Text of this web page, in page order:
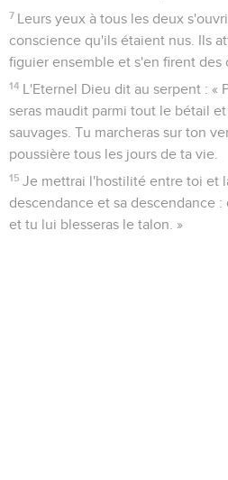
7 Leurs yeux à tous les deux
conscience qu'ils étaient nus. Ils
figuier ensemble et s'en firent des
14 L'Eternel Dieu dit au serpent : «
seras maudit parmi tout le bétail
sauvages. Tu marcheras sur ton
poussière tous les jours de ta vie.
15 Je mettrai l'hostilité entre toi et
descendance et sa descendance
et tu lui blesseras le talon. »